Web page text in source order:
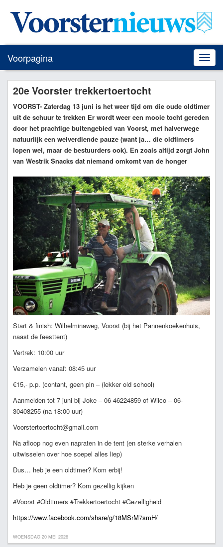
Toggle
Voorpagina
20e Voorster trekkertoertocht
VOORST- Zaterdag 13 juni is het weer tijd om die oude oldtimer
uit de schuur te trekken Er wordt weer een mooie tocht gereden
door het prachtige buitengebied van Voorst, met halverwege
natuurlijk een welverdiende pauze (want ja… die oldtimers
lopen wel, maar de bestuurders ook). En zoals altijd zorgt John
van Westrik Snacks dat niemand omkomt van de honger
Start & finish: Wilhelminaweg, Voorst (bij het Pannenkoekenhuis,
naast de feesttent)
Vertrek: 10:00 uur
Verzamelen vanaf: 08:45 uur
€15,- p.p. (contant, geen pin – (lekker old school)
Aanmelden tot 7 juni bij Joke – 06-46224859 of Wilco – 06-
30408255 (na 18:00 uur)
Voorstertoertocht@gmail.com
Na afloop nog even napraten in de tent (en sterke verhalen
uitwisselen over hoe soepel alles liep)
Dus… heb je een oldtimer? Kom erbij!
Heb je geen oldtimer? Kom gezellig kijken
#Voorst #Oldtimers #Trekkertoertocht #Gezelligheid
https://www.facebook.com/share/g/18MSrM7smH/
WOENSDAG 20 MEI 2026